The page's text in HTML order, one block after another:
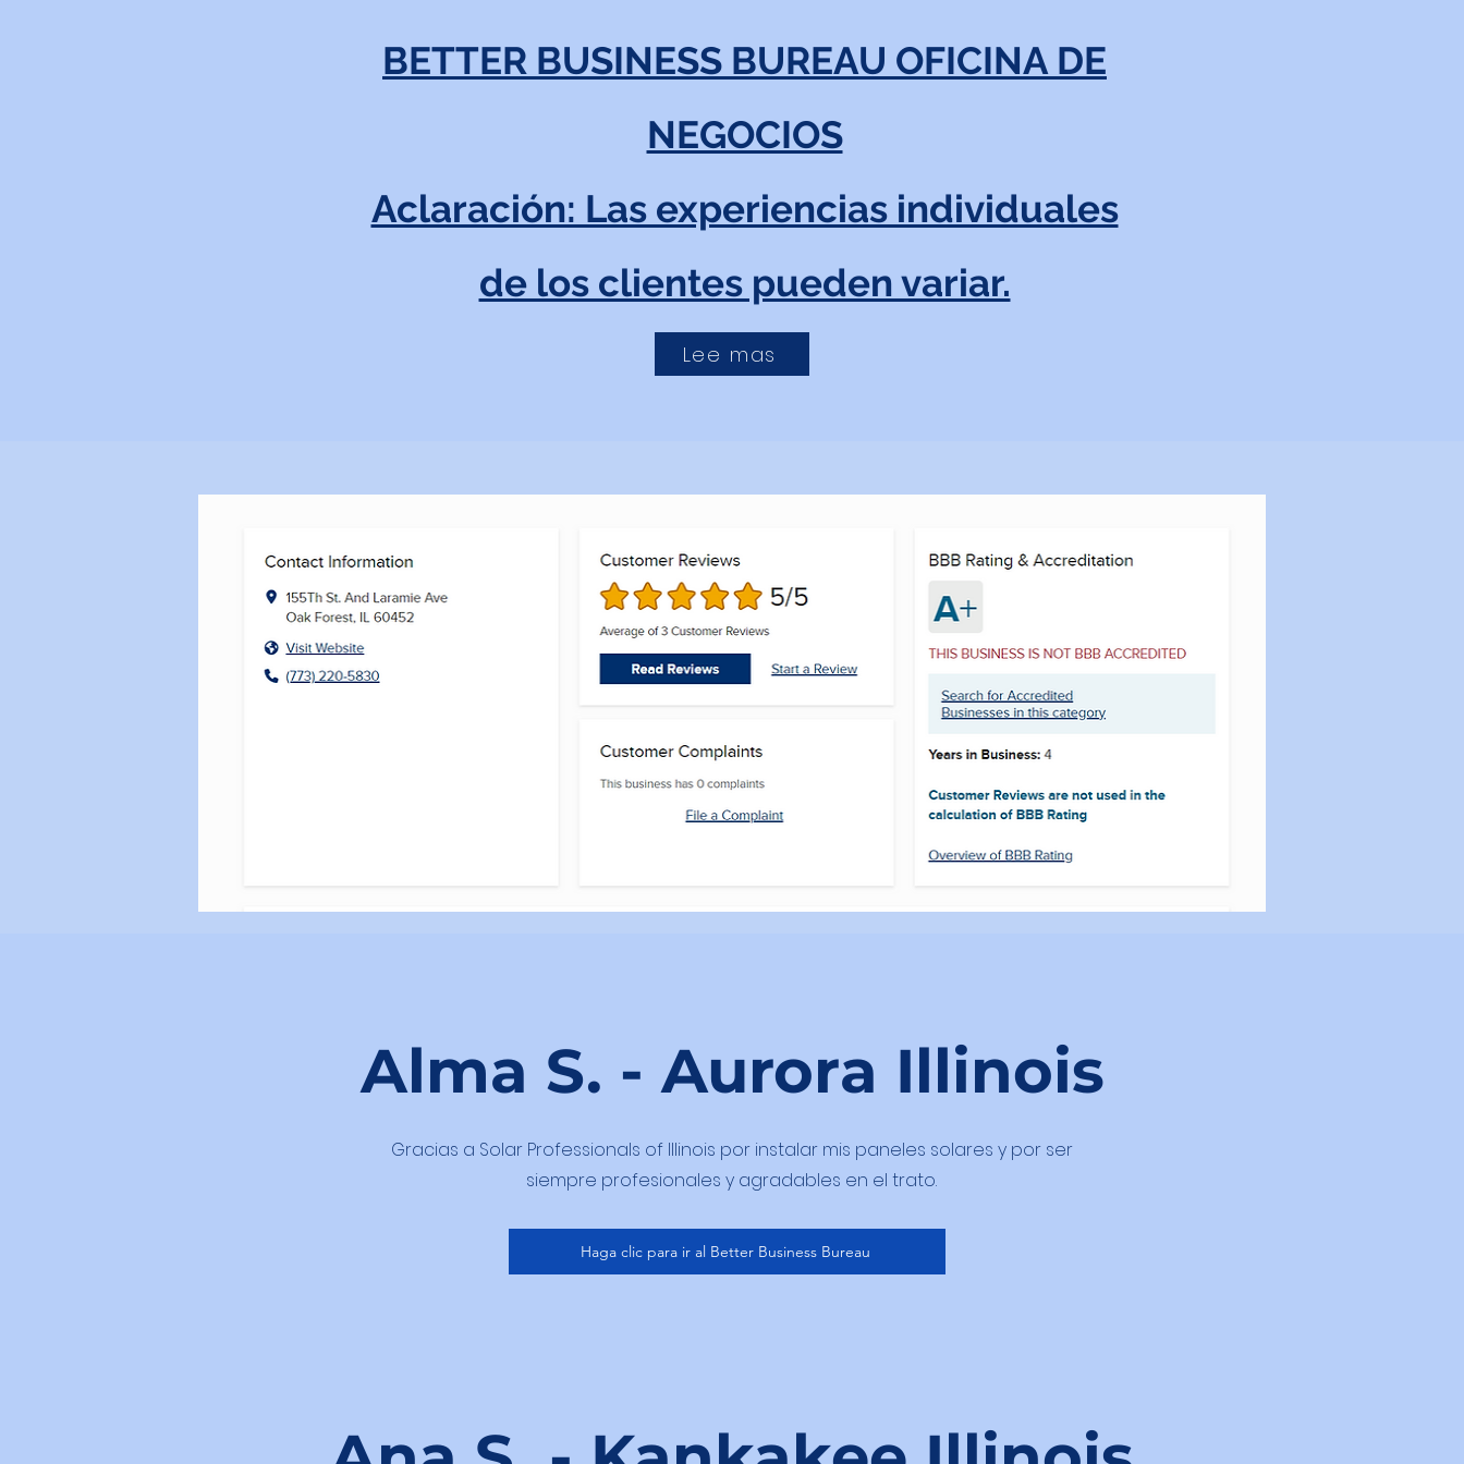
BETTER BUSINESS BUREAU OFICINA DE
NEGOCIOS
Aclaración: Las experiencias individuales
de los clientes pueden variar.
Lee mas
Alma S. - Aurora Illinois
Gracias a Solar Professionals of Illinois por instalar mis paneles solares y por ser
siempre profesionales y agradables en el trato.
Haga clic para ir al Better Business Bureau